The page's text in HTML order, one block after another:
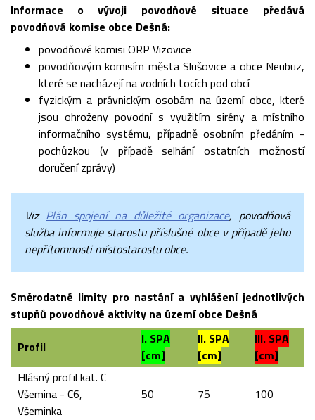
Informace o vývoji povodňové situace předává
povodňová komise obce Dešná:
povodňové komisi ORP Vizovice
povodňovým komisím města Slušovice a obce Neubuz,
které se nacházejí na vodních tocích pod obcí
fyzickým a právnickým osobám na území obce, které
jsou ohroženy povodní s využitím sirény a místního
informačního systému, případně osobním předáním -
pochůzkou (v případě selhání ostatních možností
doručení zprávy)
Viz Plán spojení na důležité organizace, povodňová
služba informuje starostu příslušné obce v případě jeho
nepřítomnosti místostarostu obce.
Směrodatné limity pro nastání a vyhlášení jednotlivých
stupňů povodňové aktivity na území obce Dešná
Profil
I. SPA
[cm]
II. SPA
[cm]
III. SPA
[cm]
Hlásný profil kat. C
Všemina - C6,
Všeminka
50 75 100